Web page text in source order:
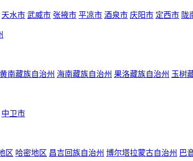
天水市 武威市 张掖市 平凉市 酒泉市 庆阳市 定西市 陇
黄南藏族自治州 海南藏族自治州 果洛藏族自治州 玉树
中卫市
区 哈密地区 昌吉回族自治州 博尔塔拉蒙古自治州 巴